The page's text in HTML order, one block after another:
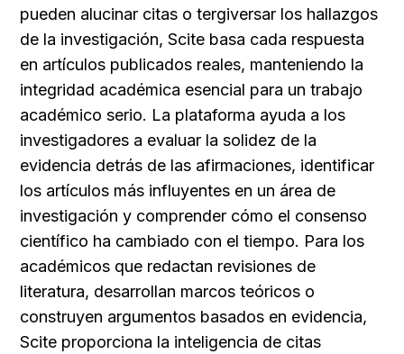
pueden alucinar citas o tergiversar los hallazgos
de la investigación, Scite basa cada respuesta
en artículos publicados reales, manteniendo la
integridad académica esencial para un trabajo
académico serio. La plataforma ayuda a los
investigadores a evaluar la solidez de la
evidencia detrás de las afirmaciones, identificar
los artículos más influyentes en un área de
investigación y comprender cómo el consenso
científico ha cambiado con el tiempo. Para los
académicos que redactan revisiones de
literatura, desarrollan marcos teóricos o
construyen argumentos basados en evidencia,
Scite proporciona la inteligencia de citas